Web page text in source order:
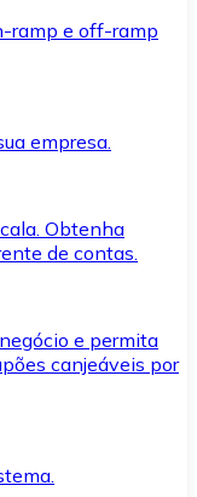
ramp e off-ramp
empresa.
Obtenha
de contas.
e permita
canjeáveis por